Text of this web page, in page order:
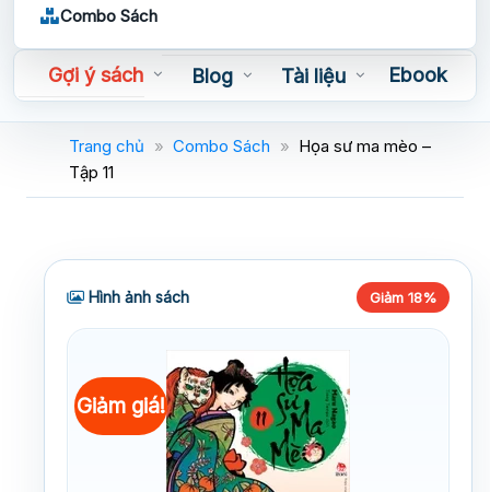
Combo Sách
Gợi ý sách Blog Tài liệu
Ebook
Sách nói
Trang chủ » Combo Sách » Họa sư ma mèo –
Tập 11
Hình ảnh sách Giảm 18%
Giảm giá!